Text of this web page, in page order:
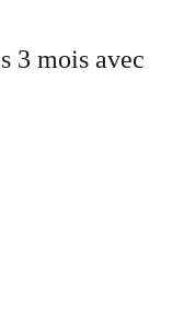
3 mois avec